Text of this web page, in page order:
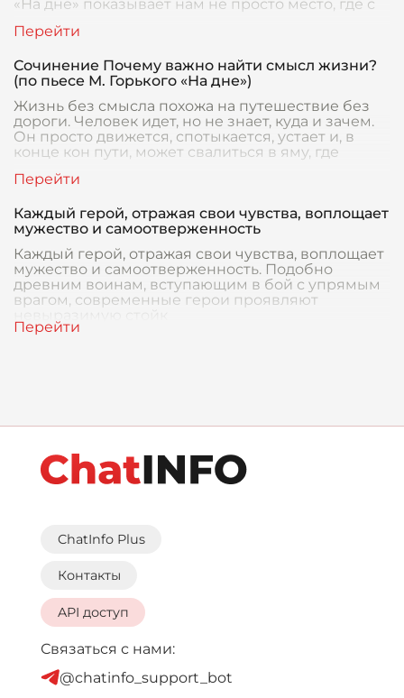
«На дне» показывает нам не просто место, где с
Сочинение Почему важно найти смысл жизни?
(по пьесе М. Горького «На дне»)
Жизнь без смысла похожа на путешествие без
дороги. Человек идет, но не знает, куда и зачем.
Он просто движется, спотыкается, устает и, в
конце кон пути, может свалиться в яму, где
Каждый герой, отражая свои чувства, воплощает
мужество и самоотверженность
Каждый герой, отражая свои чувства, воплощает
мужество и самоотверженность. Подобно
древним воинам, вступающим в бой с упрямым
врагом, современные герои проявляют
ChatInfo Plus
Контакты
API доступ
Связаться с нами:
@chatinfo_support_bot